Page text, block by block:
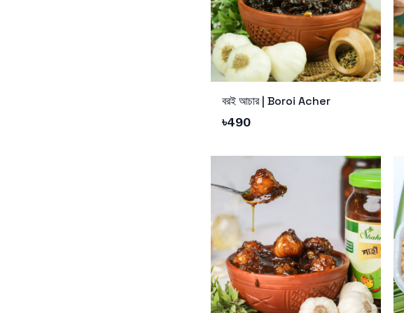
Add to Cart
বরই আচার | Boroi Acher
৳490